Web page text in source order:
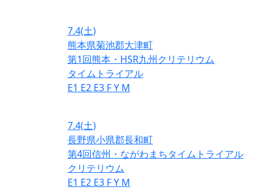
7.4(土)
熊本県菊池郡大津町
第1回熊本・HSR九州クリテリウム
タイムトライアル
E1 E2 E3 FY M
7.4(土)
長野県小県郡長和町
第4回信州・ながわまちタイムトライアル
クリテリウム
E1 E2 E3 FY M